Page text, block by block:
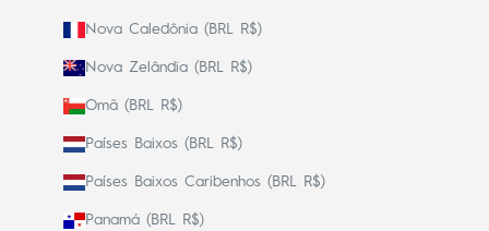
Nova Caledônia (BRL R$)
Nova Zelândia (BRL R$)
Omã (BRL R$)
Países Baixos (BRL R$)
Países Baixos Caribenhos (BRL R$)
Panamá (BRL R$)